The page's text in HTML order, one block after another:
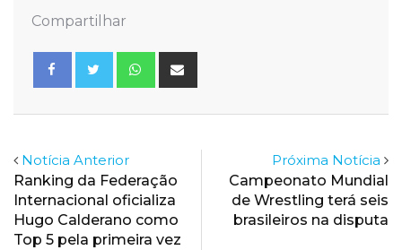
Compartilhar
Whatsapp
Notícia Anterior
Ranking da Federação
Internacional oficializa
Hugo Calderano como
Top 5 pela primeira vez
Próxima Notícia
Campeonato Mundial
de Wrestling terá seis
brasileiros na disputa